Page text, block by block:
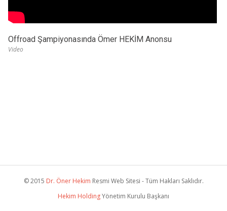
Offroad Şampiyonasında Ömer HEKİM Anonsu
Video
© 2015 Dr. Öner Hekim Resmi Web Sitesi - Tüm Hakları Saklıdır.
Hekim HoldingYönetim Kurulu Başkanı